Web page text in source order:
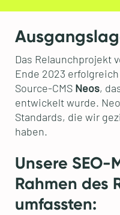
Das Relaunchprojekt
Ende 2023
Source-CMS Neos,
entwickelt wurde.
Standards, die wir
haben.
Unsere SEO-
Rahmen des
umfassten: